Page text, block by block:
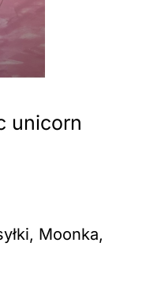
unicorn
, Moonka,